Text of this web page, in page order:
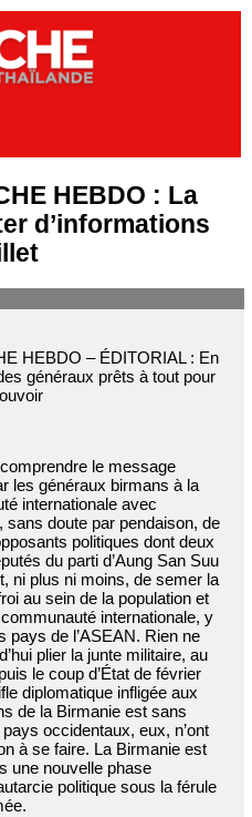
HEBDO : La
d’informations
HEBDO – ÉDITORIAL : En
généraux prêts à tout pour
le message
les généraux birmans à la
internationale avec
sans doute par pendaison, de
politiques dont deux
du parti d’Aung San Suu
ni plus ni moins, de semer la
au sein de la population et
communauté internationale, y
pays de l’ASEAN. Rien ne
plier la junte militaire, au
le coup d’État de février
diplomatique infligée aux
de la Birmanie est sans
occidentaux, eux, n’ont
à se faire. La Birmanie est
une nouvelle phase
politique sous la férule